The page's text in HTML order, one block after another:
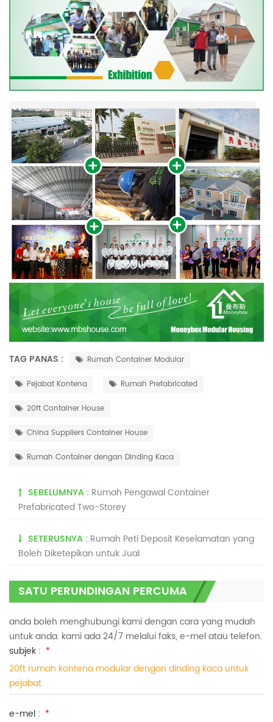
TAG PANAS : Rumah Container Modular
Pejabat Kontena Rumah Prefabricated
20ft Container House
China Suppliers Container House
Rumah Container dengan Dinding Kaca
SEBELUMNYA : Rumah Pengawal Container
Prefabricated Two-Storey
SETERUSNYA : Rumah Peti Deposit Keselamatan yang
Boleh Diketepikan untuk Jual
SATU PERUNDINGAN PERCUMA
anda boleh menghubungi kami dengan cara yang mudah
untuk anda. kami ada 24/7 melalui faks, e-mel atau telefon.
subjek : *
20ft rumah kontena modular dengan dinding kaca untuk
pejabat
e-mel : *